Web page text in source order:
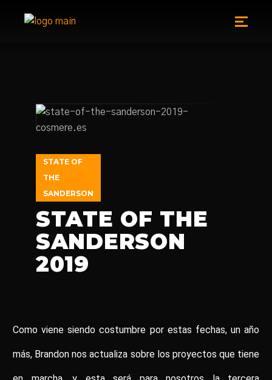
STATE OF
THE
SANDERSON
STATE OF THE
SANDERSON
2019
Como viene siendo costumbre por estas fechas, un año
más, Brandon nos actualiza sobre los proyectos que tiene